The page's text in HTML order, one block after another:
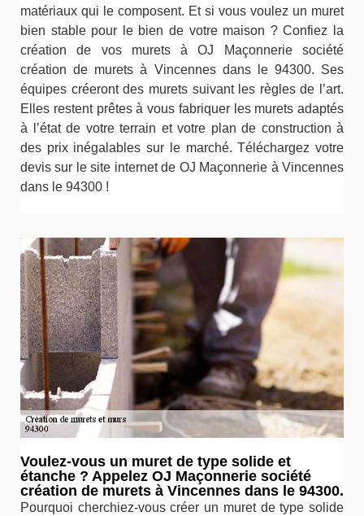
matériaux qui le composent. Et si vous voulez un muret
bien stable pour le bien de votre maison ? Confiez la
création de vos murets à OJ Maçonnerie société
création de murets à Vincennes dans le 94300. Ses
équipes créeront des murets suivant les règles de l’art.
Elles restent prêtes à vous fabriquer les murets adaptés
à l’état de votre terrain et votre plan de construction à
des prix inégalables sur le marché. Téléchargez votre
devis sur le site internet de OJ Maçonnerie à Vincennes
dans le 94300 !
Voulez-vous un muret de type solide et
étanche ? Appelez OJ Maçonnerie société
création de murets à Vincennes dans le 94300.
Pourquoi cherchiez-vous créer un muret de type solide